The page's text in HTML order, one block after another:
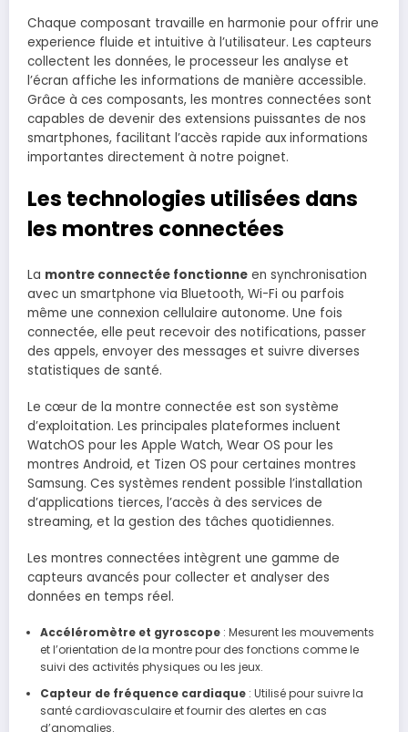
Chaque composant travaille en harmonie pour offrir une
experience fluide et intuitive à l’utilisateur. Les capteurs
collectent les données, le processeur les analyse et
l’écran affiche les informations de manière accessible.
Grâce à ces composants, les montres connectées sont
capables de devenir des extensions puissantes de nos
smartphones, facilitant l’accès rapide aux informations
importantes directement à notre poignet.
Les technologies utilisées dans
les montres connectées
La montre connectée fonctionne en synchronisation
avec un smartphone via Bluetooth, Wi-Fi ou parfois
même une connexion cellulaire autonome. Une fois
connectée, elle peut recevoir des notifications, passer
des appels, envoyer des messages et suivre diverses
statistiques de santé.
Le cœur de la montre connectée est son système
d’exploitation. Les principales plateformes incluent
WatchOS pour les Apple Watch, Wear OS pour les
montres Android, et Tizen OS pour certaines montres
Samsung. Ces systèmes rendent possible l’installation
d’applications tierces, l’accès à des services de
streaming, et la gestion des tâches quotidiennes.
Les montres connectées intègrent une gamme de
capteurs avancés pour collecter et analyser des
données en temps réel.
Accéléromètre et gyroscope: Mesurent les mouvements
et l’orientation de la montre pour des fonctions comme le
suivi des activités physiques ou les jeux.
Capteur de fréquence cardiaque: Utilisé pour suivre la
santé cardiovasculaire et fournir des alertes en cas
d’anomalies.